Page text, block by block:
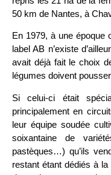
50 km de Nantes, à
En 1979, à une époque
label AB n’existe
avait déjà fait le choix
légumes doivent
Si celui-ci était
principalement en
leur équipe soudée
soixantaine de
pastèques…) qu’ils
restant étant dédiés à